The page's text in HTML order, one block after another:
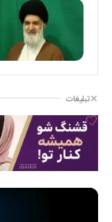
تبلیغات